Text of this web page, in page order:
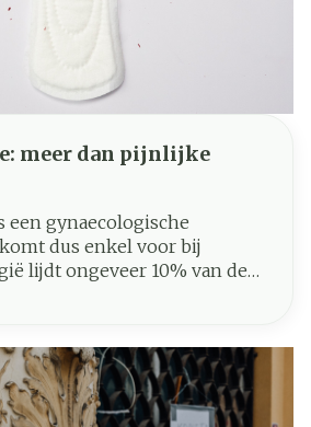
meer dan pijnlijke
een gynaecologische
dus enkel voor bij
lijdt ongeveer 10% van de
verstrekkende
In dit artikel belichten
in alle aspecten: van